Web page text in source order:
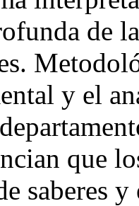
de
y el
que
saberes